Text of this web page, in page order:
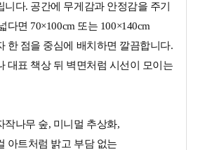
다. 공간에 무게감과 안정감을 주기
다면 70×100cm 또는 100×140cm
한 점을 중심에 배치하면 깔끔합니다.
대표 책상 뒤 벽면처럼 시선이 모이는
작나무 숲, 미니멀 추상화,
아트처럼 밝고 부담 없는